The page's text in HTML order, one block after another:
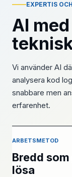
EXPERTIS
AI
Vi använder AI
analysera kod
snabbare men
erfarenhet.
ARBETSMETOD
Bredd
lösa